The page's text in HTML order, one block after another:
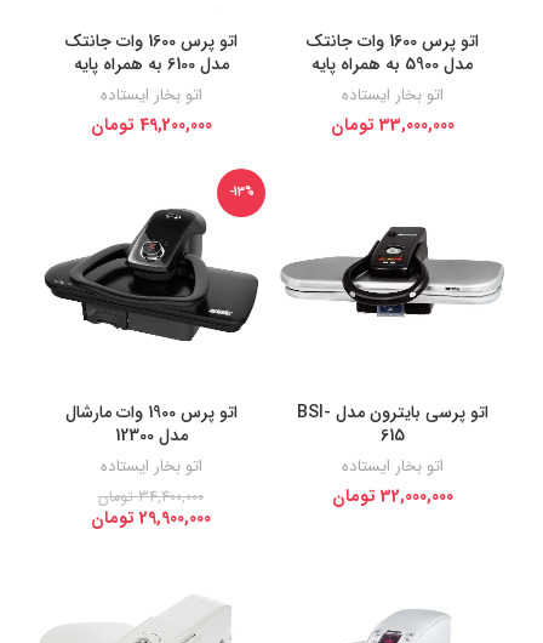
اتو پرس 1600 وات جانتک
مدل 5900 به همراه پایه
اتو بخار ایستاده
33,000,000 تومان
اتو پرس 1600 وات جانتک
مدل 6100 به همراه پایه
اتو بخار ایستاده
49,200,000 تومان
اتو پرسی بایترون مدل BSI-
615
اتو بخار ایستاده
32,000,000 تومان
-13%
اتو پرس 1900 وات مارشال
مدل 12300
اتو بخار ایستاده
34,400,000 تومان
29,900,000 تومان